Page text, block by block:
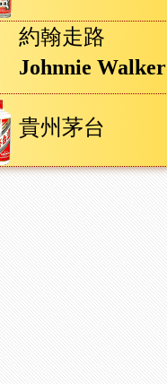
約翰走路
Johnnie Walker
貴州茅台